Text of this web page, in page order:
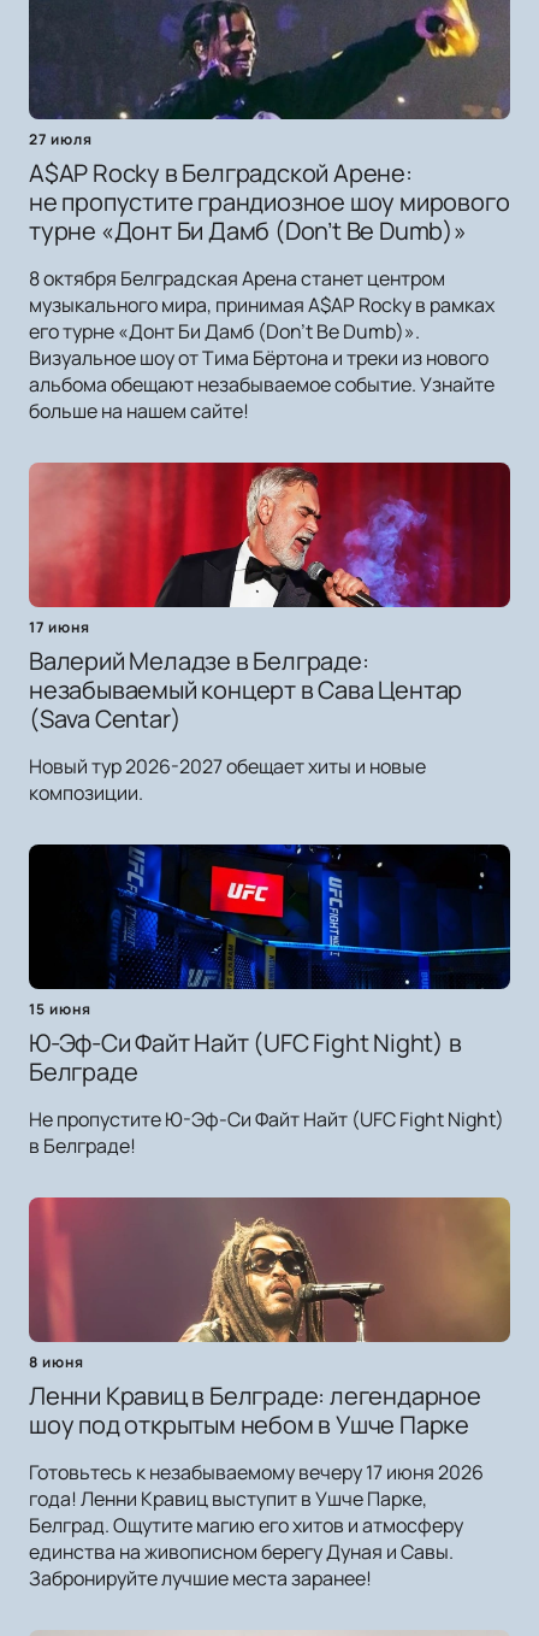
27 июля
A$AP Rocky в Белградской Арене:
не пропустите грандиозное шоу мирового
турне «Донт Би Дамб (Don’t Be Dumb)»
8 октября Белградская Арена станет центром
музыкального мира, принимая A$AP Rocky в рамках
его турне «Донт Би Дамб (Don’t Be Dumb)».
Визуальное шоу от Тима Бёртона и треки из нового
альбома обещают незабываемое событие. Узнайте
больше на нашем сайте!
17 июня
Валерий Меладзе в Белграде:
незабываемый концерт в Сава Центар
(Sava Centar)
Новый тур 2026-2027 обещает хиты и новые
композиции.
15 июня
Ю-Эф-Си Файт Найт (UFC Fight Night) в
Белграде
Не пропустите Ю-Эф-Си Файт Найт (UFC Fight Night)
в Белграде!
8 июня
Ленни Кравиц в Белграде: легендарное
шоу под открытым небом в Ушче Парке
Готовьтесь к незабываемому вечеру 17 июня 2026
года! Ленни Кравиц выступит в Ушче Парке,
Белград. Ощутите магию его хитов и атмосферу
единства на живописном берегу Дуная и Савы.
Забронируйте лучшие места заранее!